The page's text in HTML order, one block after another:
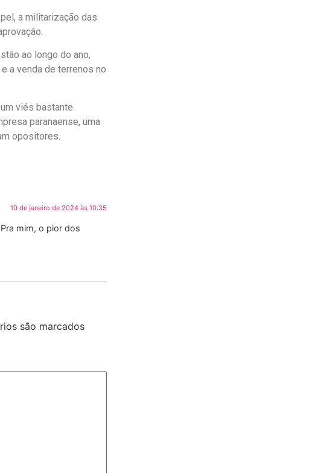
a militarização das
ao longo do ano,
a venda de terrenos no
viés bastante
paranaense, uma
opositores.
10 de janeiro de 2024 às 10:35
mim, o pior dos
são marcados